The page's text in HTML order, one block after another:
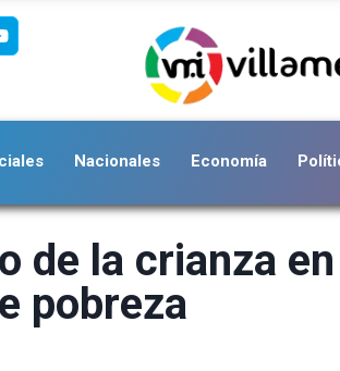
Nacionales Economía
de la crianza
pobreza